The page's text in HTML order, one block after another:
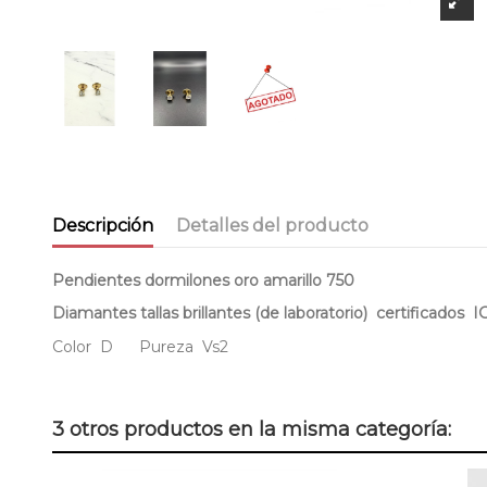
Descripción Detalles del producto
Pendientes dormilones oro amarillo 750
Diamantes tallas brillantes (de laboratorio) certificados
Color D Pureza Vs2
3 otros productos en la misma categoría: